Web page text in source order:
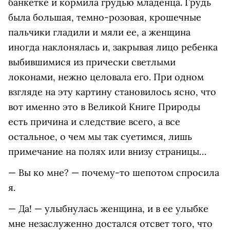
была большая, темно-розовая, крошечные
пальчики гладили и мяли ее, а женщина
иногда наклонялась и, закрывая лицо ребенка
выбившимися из прически светлыми
локонами, нежно целовала его. При одном
взгляде на эту картину становилось ясно, что
вот именно это в Великой Книге Природы
есть причина и следствие всего, а все
остальное, о чем мы так суетимся, лишь
примечание на полях или внизу страницы…
— Вы ко мне? — почему-то шепотом спросила
я.
— Да! — улыбнулась женщина, и в ее улыбке
мне незаслуженно достался отсвет того, что